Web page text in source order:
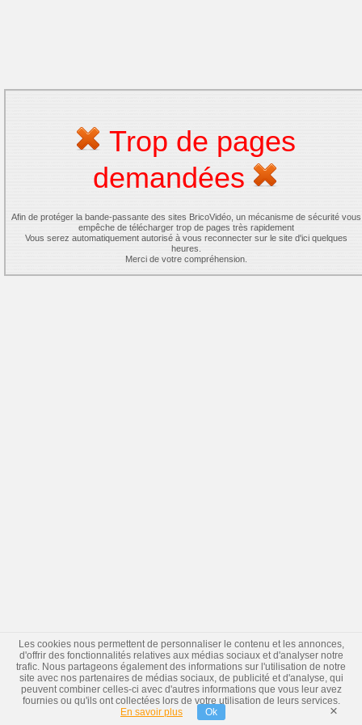
Trop de pages
demandées
Afin de protéger la bande-passante des sites BricoVidéo, un mécanisme de sécurité vous
empêche de télécharger trop de pages très rapidement
Vous serez automatiquement autorisé à vous reconnecter sur le site d'ici quelques
heures.
Merci de votre compréhension.
Les cookies nous permettent de personnaliser le contenu et les annonces,
d'offrir des fonctionnalités relatives aux médias sociaux et d'analyser notre
trafic. Nous partageons également des informations sur l'utilisation de notre
site avec nos partenaires de médias sociaux, de publicité et d'analyse, qui
peuvent combiner celles-ci avec d'autres informations que vous leur avez
fournies ou qu'ils ont collectées lors de votre utilisation de leurs services.
En savoir plus
Ok ×